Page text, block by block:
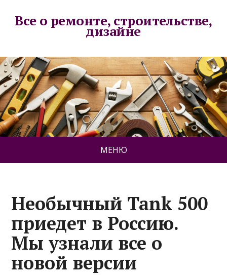
Все о ремонте, строительстве,
дизайне
МЕНЮ
Необычный Tank 500
приедет в Россию.
Мы узнали все о
новой версии